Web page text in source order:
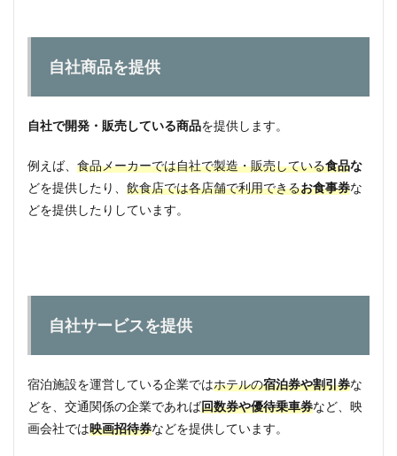
要株
や保
数な
条件
ェッ
クす
申し
込み
締め
に注
意す
る
自社商品を提供
自社で開発・販売している商品を提供します。
例えば、 食品メーカーでは自社で製造・販売している食品な
どを提供したり、 飲食店では各店舗で利用できるお食事券な
どを提供したりしています。
自社サービスを提供
宿泊施設を運営している企業ではホテルの宿泊券や割引券な
どを、交通関係の企業であれば回数券や優待乗車券など、映
画会社では映画招待券などを提供しています。